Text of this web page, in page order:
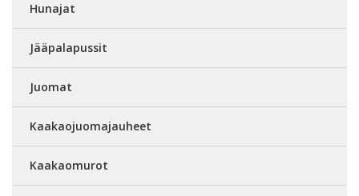
Hunajat
Jääpalapussit
Juomat
Kaakaojuomajauheet
Kaakaomurot